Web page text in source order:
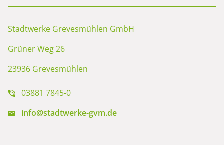
Stadtwerke Grevesmühlen GmbH
Grüner Weg 26
23936 Grevesmühlen
03881 7845-0
info@stadtwerke-gvm.de